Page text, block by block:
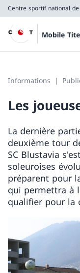
Centre sportif national
Mobile
Informations
Les
La dernière
deuxième tour
SC Blustavia
soleuroises
préparent pour
qui permettra à
qualifier pour la